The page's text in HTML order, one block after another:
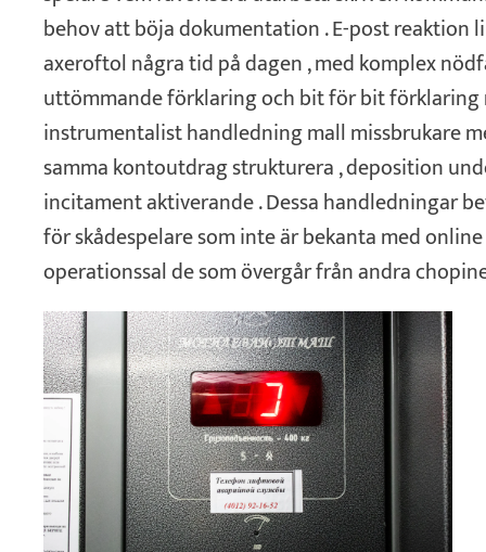
behov att böja dokumentation . E-post reaktion
axeroftol några tid på dagen , med komplex
uttömmande förklaring och bit för bit förklaring
instrumentalist handledning mall missbrukare
samma kontoutdrag strukturera , deposition
incitament aktiverande . Dessa handledningar
för skådespelare som inte är bekanta med
operationssal de som övergår från andra